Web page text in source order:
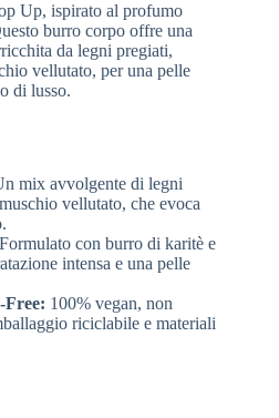
Up, ispirato al profumo
burro corpo offre una
da legni pregiati,
vellutato, per una pelle
di lusso.
mix avvolgente di legni
vellutato, che evoca
Formulato con burro di karitè e
intensa e una pelle
Free: 100% vegan, non
riciclabile e materiali